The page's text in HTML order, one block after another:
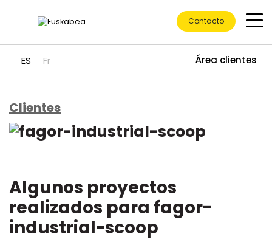
Ir directamente al contenido
ES Fr Área clientes
Contacto
Clientes
Algunos proyectos
realizados para fagor-
industrial-scoop